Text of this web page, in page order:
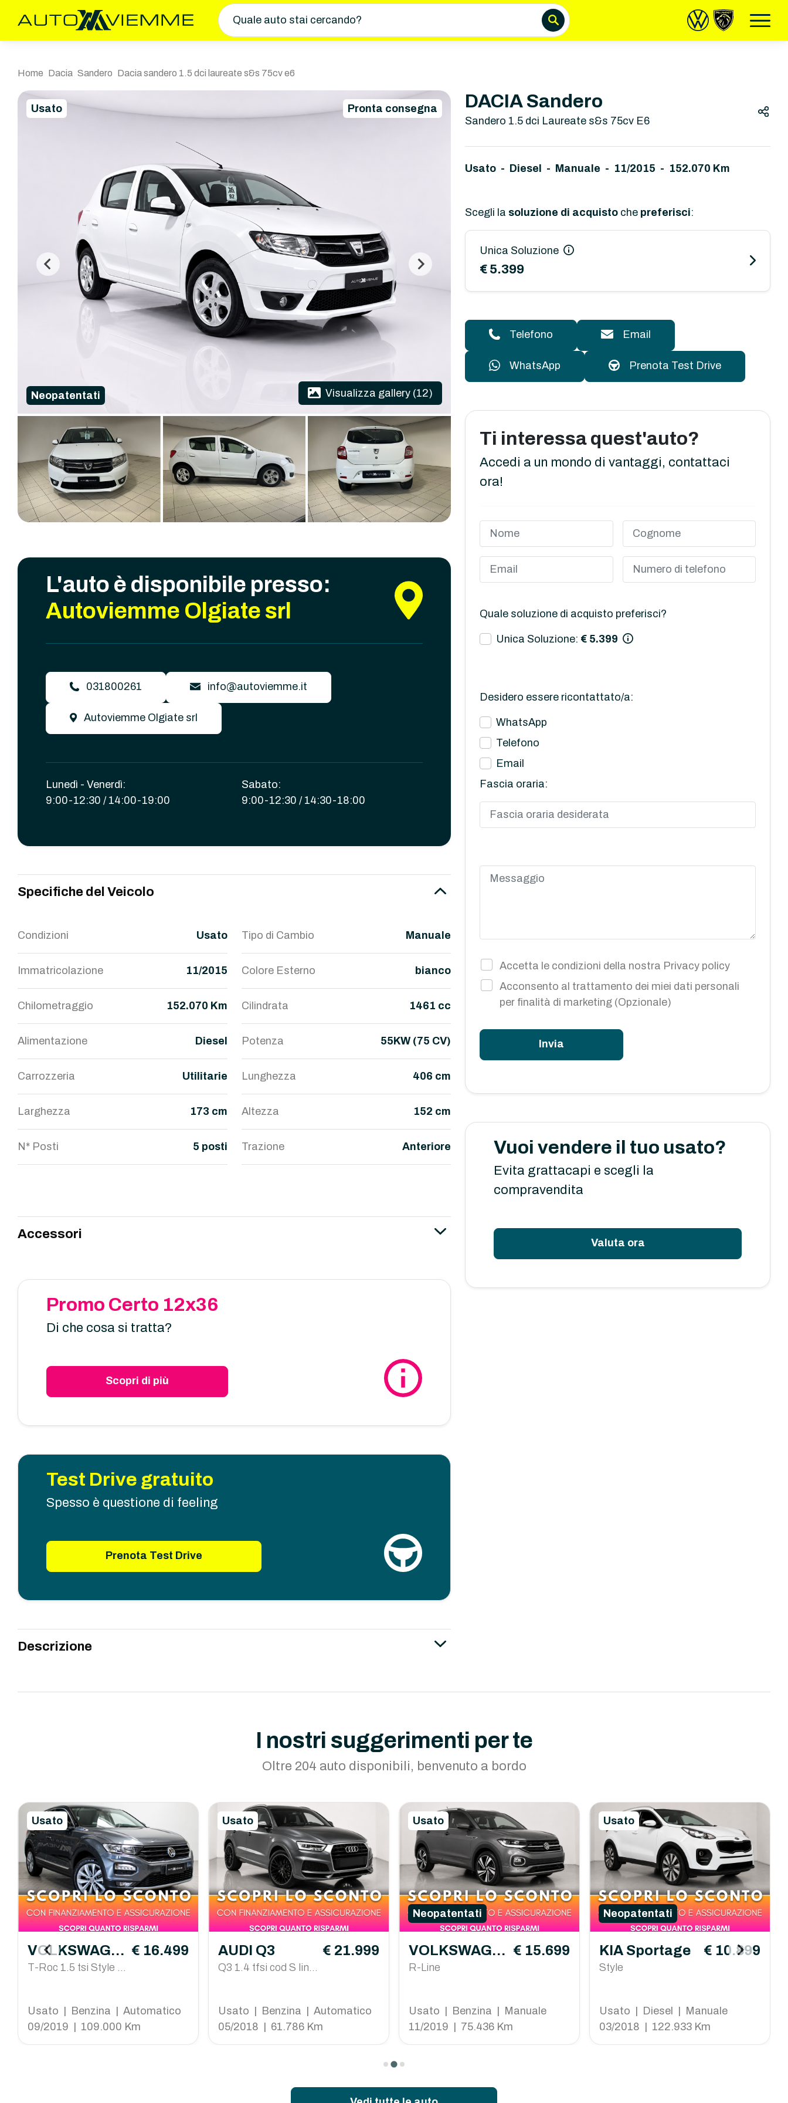
Quale auto stai cercando?
Home Dacia Sandero Dacia sandero 1.5 dci laureate s&s 75cv e6
Usato Pronta consegna
Neopatentati Visualizza gallery (12)
L'auto è disponibile presso:
Autoviemme Olgiate srl
031800261 info@autoviemme.it
Autoviemme Olgiate srl
Lunedì - Venerdì:
9:00-12:30 / 14:00-19:00
Sabato:
9:00-12:30 / 14:30-18:00
Specifiche del Veicolo
Condizioni Usato Tipo di Cambio Manuale
Immatricolazione 11/2015 Colore Esterno bianco
Chilometraggio 152.070 Km Cilindrata 1461 cc
Alimentazione Diesel Potenza 55KW (75 CV)
Carrozzeria Utilitarie Lunghezza 406 cm
Larghezza 173 cm Altezza 152 cm
N* Posti 5 posti Trazione Anteriore
Accessori
Promo Certo 12x36
Di che cosa si tratta?
Scopri di più
Test Drive gratuito
Spesso è questione di feeling
Prenota Test Drive
Descrizione
DACIA Sandero
Sandero 1.5 dci Laureate s&s 75cv E6
Usato - Diesel - Manuale - 11/2015 - 152.070 Km
Scegli la soluzione di acquisto che preferisci:
Unica Soluzione
€ 5.399
Telefono Email
WhatsApp Prenota Test Drive
Ti interessa quest'auto?
Accedi a un mondo di vantaggi, contattaci
ora!
Quale soluzione di acquisto preferisci?
Unica Soluzione: € 5.399
Desidero essere ricontattato/a:
WhatsApp
Telefono
Email
Fascia oraria:
Accetta le condizioni della nostra Privacy policy
Acconsento al trattamento dei miei dati personali
per finalità di marketing (Opzionale)
Invia
Vuoi vendere il tuo usato?
Evita grattacapi e scegli la
compravendita
Valuta ora
I nostri suggerimenti per te
Oltre 204 auto disponibili, benvenuto a bordo
Usato
VOLKSWAGE
N T-Roc
T-Roc 1.5 tsi Style d
€ 16.499
Usato | Benzina | Automatico
09/2019 | 109.000 Km
Usato
AUDI Q3
Q3 1.4 tfsi cod S line
€ 21.999
Usato | Benzina | Automatico
05/2018 | 61.786 Km
Usato
Neopatentati
VOLKSWAGE
N T-Cross
R-Line
€ 15.699
Usato | Benzina | Manuale
11/2019 | 75.436 Km
Usato
Neopatentati
KIA Sportage
Style
€ 10.899
Usato | Diesel | Manuale
03/2018 | 122.933 Km